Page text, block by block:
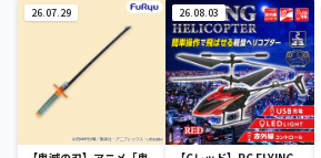
26.07.29 26.08.03